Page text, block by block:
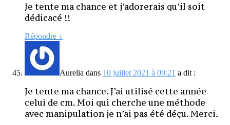
Je tente ma chance et j’adorerais qu’il soit
dédicacé !!
Répondre ↓
Aurelia dans 10 juillet 2021 à 09:21 a dit :
Je tente ma chance. J’ai utilisé cette année
celui de cm. Moi qui cherche une méthode
avec manipulation je n’ai pas été déçu. Merci.